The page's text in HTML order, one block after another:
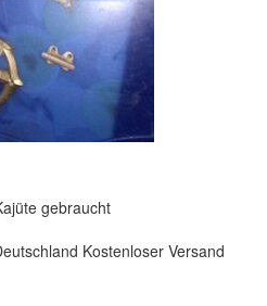
gebraucht
Kostenloser Versand